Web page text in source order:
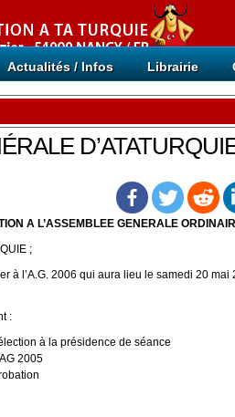
Actualités / Infos Librairie
A L’ASSEMBLEE GENERALE
;
à l’A.G. 2006 qui aura lieu le samedi 20
:
à la présidence de séance
2005